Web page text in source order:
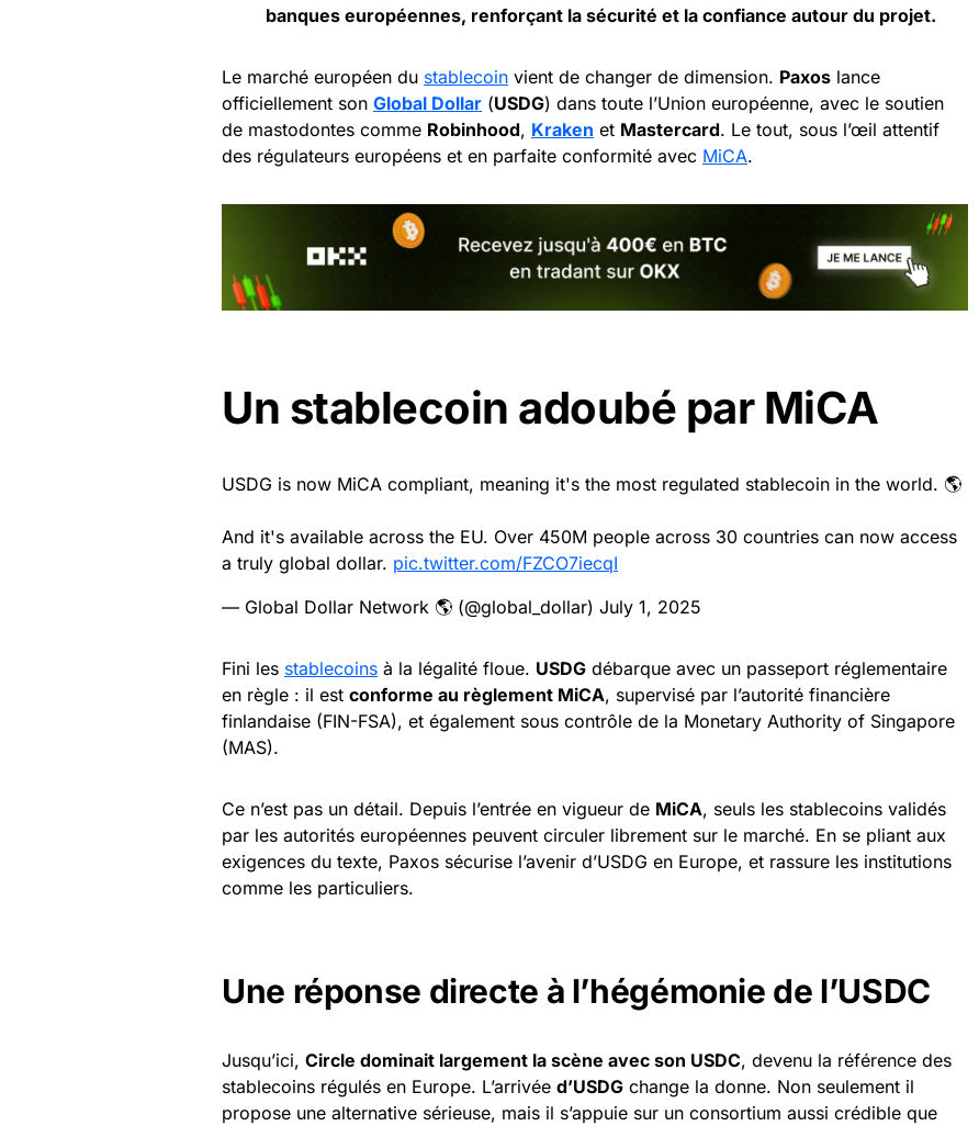
banques européennes, renforçant la sécurité et la confiance autour du projet.
Le marché européen du stablecoin vient de changer de dimension. Paxos lance
officiellement son Global Dollar (USDG) dans toute l’Union européenne, avec le soutien
de mastodontes comme Robinhood, Kraken et Mastercard. Le tout, sous l’œil attentif
des régulateurs européens et en parfaite conformité avec MiCA.
Un stablecoin adoubé par MiCA
USDG is now MiCA compliant, meaning it's the most regulated stablecoin in the world. 🌎
And it's available across the EU. Over 450M people across 30 countries can now access
a truly global dollar. pic.twitter.com/FZCO7iecqI
— Global Dollar Network 🌎 (@global_dollar) July 1, 2025
Fini les stablecoins à la légalité floue. USDG débarque avec un passeport réglementaire
en règle : il est conforme au règlement MiCA, supervisé par l’autorité financière
finlandaise (FIN-FSA), et également sous contrôle de la Monetary Authority of Singapore
(MAS).
Ce n’est pas un détail. Depuis l’entrée en vigueur de MiCA, seuls les stablecoins validés
par les autorités européennes peuvent circuler librement sur le marché. En se pliant aux
exigences du texte, Paxos sécurise l’avenir d’USDG en Europe, et rassure les institutions
comme les particuliers.
Une réponse directe à l’hégémonie de l’USDC
Jusqu’ici, Circle dominait largement la scène avec son USDC, devenu la référence des
stablecoins régulés en Europe. L’arrivée d’USDG change la donne. Non seulement il
propose une alternative sérieuse, mais il s’appuie sur un consortium aussi crédible que